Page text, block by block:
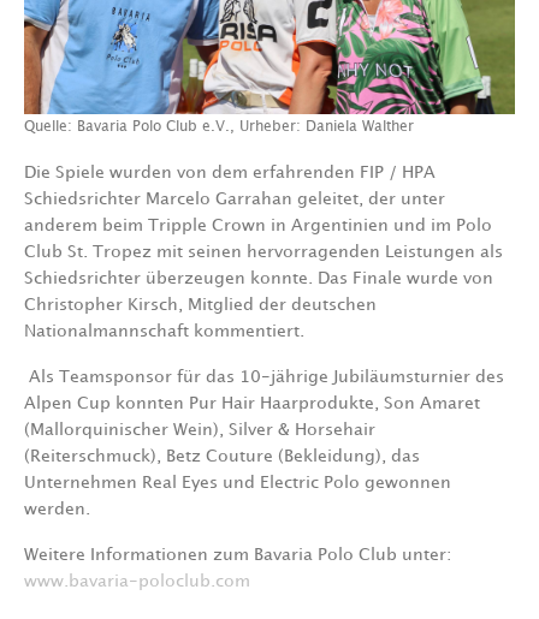
Quelle: Bavaria Polo Club e.V., Urheber: Daniela Walther
Die Spiele wurden von dem erfahrenden FIP / HPA
Schiedsrichter Marcelo Garrahan geleitet, der unter
anderem beim Tripple Crown in Argentinien und im Polo
Club St. Tropez mit seinen hervorragenden Leistungen als
Schiedsrichter überzeugen konnte. Das Finale wurde von
Christopher Kirsch, Mitglied der deutschen
Nationalmannschaft kommentiert.
Als Teamsponsor für das 10-jährige Jubiläumsturnier des
Alpen Cup konnten Pur Hair Haarprodukte, Son Amaret
(Mallorquinischer Wein), Silver & Horsehair
(Reiterschmuck), Betz Couture (Bekleidung), das
Unternehmen Real Eyes und Electric Polo gewonnen
werden.
Weitere Informationen zum Bavaria Polo Club unter:
www.bavaria-poloclub.com